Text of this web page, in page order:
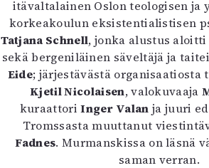
itävaltalainen Oslon teologisen ja
korkeakoulun eksistentialistisen
Tatjana Schnell, jonka alustus
sekä bergeniläinen säveltäjä ja
Eide; järjestävästä
Kjetil Nicolaisen, valokuvaaja
kuraattoriInger Valan ja juuri
Tromssasta muuttanut
Fadnes. Murmanskissa on läsnä
saman verran.